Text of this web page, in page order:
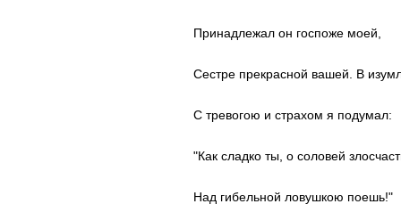
Принадлежал он госпоже моей,
Сестре прекрасной вашей. В
С тревогою и страхом я подумал:
"Как сладко ты, о соловей
Над гибельной ловушкою поешь!"